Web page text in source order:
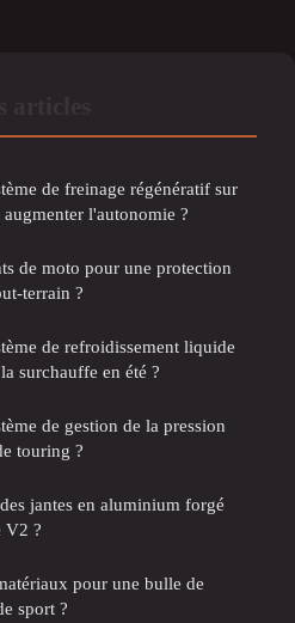
de freinage régénératif sur
l'autonomie ?
de moto pour une protection
terrain ?
de refroidissement liquide
surchauffe en été ?
de gestion de la pression
touring ?
jantes en aluminium forgé
V2 ?
pour une bulle de
sport ?